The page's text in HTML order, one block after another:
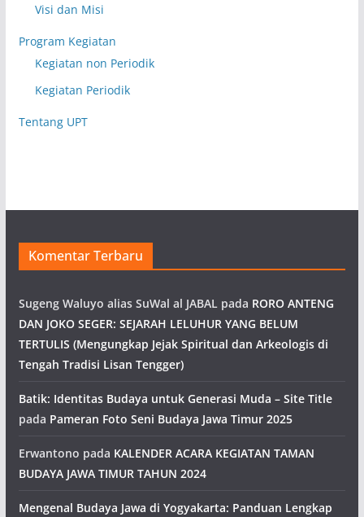
Visi dan Misi
Program Kegiatan
Kegiatan non Periodik
Kegiatan Periodik
Tentang UPT
Komentar Terbaru
Sugeng Waluyo alias SuWal al JABAL pada RORO ANTENG
DAN JOKO SEGER: SEJARAH LELUHUR YANG BELUM
TERTULIS (Mengungkap Jejak Spiritual dan Arkeologis di
Tengah Tradisi Lisan Tengger)
Batik: Identitas Budaya untuk Generasi Muda – Site Title
pada Pameran Foto Seni Budaya Jawa Timur 2025
Erwantono pada KALENDER ACARA KEGIATAN TAMAN
BUDAYA JAWA TIMUR TAHUN 2024
Mengenal Budaya Jawa di Yogyakarta: Panduan Lengkap